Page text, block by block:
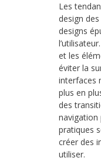
Les
design
designs
et les
éviter la
interfaces
plus en
des
navigation
pratiques
créer des
utiliser.